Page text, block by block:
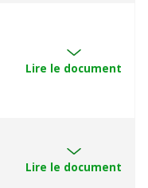
Lire le document
Lire le document